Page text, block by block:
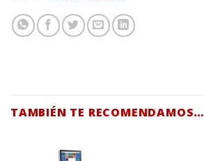
TAMBIÉN TE RECOMENDAMOS…